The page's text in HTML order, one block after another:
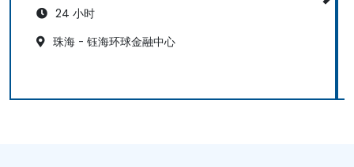
24 小时
珠海 - 钰海环球金融中心